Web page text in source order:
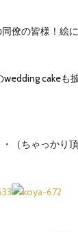
僚の皆様！絵
wedding cakeも
（ちゃっかり頂